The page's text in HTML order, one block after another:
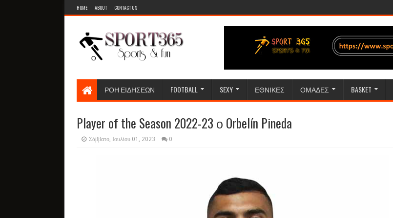
HOME ABOUT CONTACT US
ΡΟΗ ΕΙΔΗΣΕΩΝ FOOTBALL SEXY ΕΘΝΙΚΕΣ ΟΜΑΔΕΣ BASKET
Player of the Season 2022-23 ο Orbelín Pineda
Σάββατο, Ιουλίου 01, 2023 0